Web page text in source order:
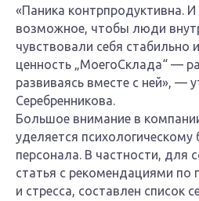
«Паника контрпродуктивна.
возможное, чтобы люди
чувствовали себя стабильно
ценность „МоегоСклада“ —
развиваясь вместе с ней», —
Серебренникова.
Большое внимание в
уделяется
персонала. В частности, для
статья с рекомендациями по
и стресса, составлен список